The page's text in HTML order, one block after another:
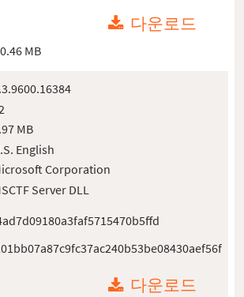
다운로드
0.46 MB
MB
English
Corporation
Server DLL
다운로드